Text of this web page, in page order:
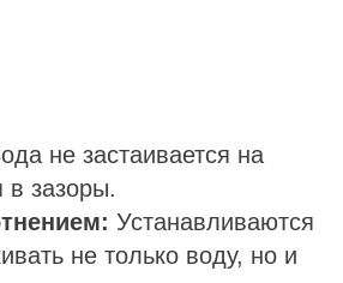
не застаивается на
в зазоры.
Устанавливаются
не только воду, но и